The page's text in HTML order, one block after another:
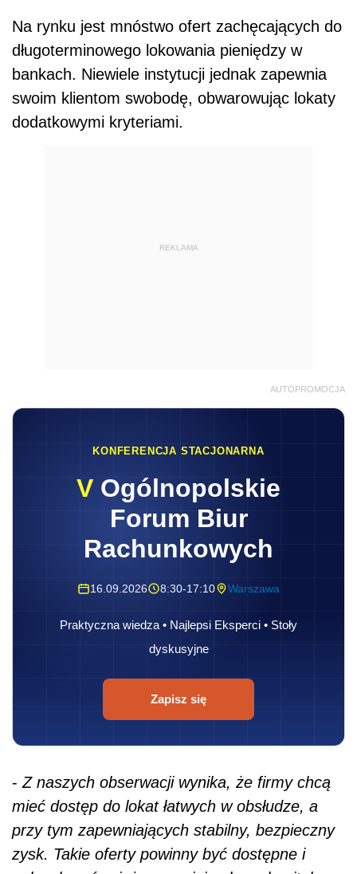
Na rynku jest mnóstwo ofert zachęcających do
długoterminowego lokowania pieniędzy w
bankach. Niewiele instytucji jednak zapewnia
swoim klientom swobodę, obwarowując lokaty
dodatkowymi kryteriami.
REKLAMA
AUTOPROMOCJA
KONFERENCJA STACJONARNA
V Ogólnopolskie
Forum Biur
Rachunkowych
16.09.2026 8:30-17:10 Warszawa
Praktyczna wiedza • Najlepsi Eksperci • Stoły
dyskusyjne
Zapisz się
- Z naszych obserwacji wynika, że firmy chcą
mieć dostęp do lokat łatwych w obsłudze, a
przy tym zapewniających stabilny, bezpieczny
zysk. Takie oferty powinny być dostępne i